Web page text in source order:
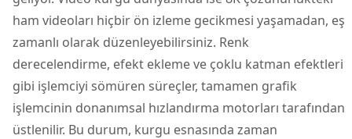
ham videoları hiçbir ön izleme gecikmesi yaşamadan, eş
zamanlı olarak düzenleyebilirsiniz. Renk
derecelendirme, efekt ekleme ve çoklu katman efektleri
gibi işlemciyi sömüren süreçler, tamamen grafik
işlemcinin donanımsal hızlandırma motorları tarafından
üstlenilir. Bu durum, kurgu esnasında zaman